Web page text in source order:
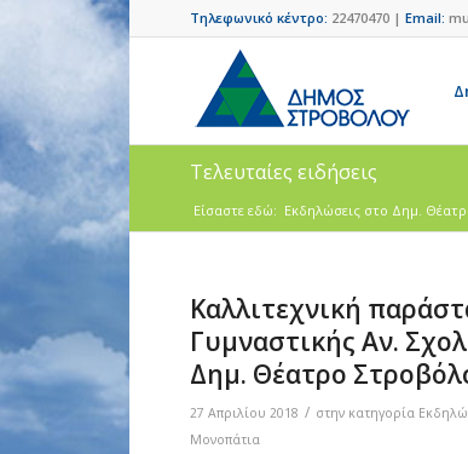
Τηλεφωνικό κέντρο: 22470470 | Email:
Τελευταίες ειδήσεις
Είσαστε εδώ: Eκδηλώσεις στο Δημ.
Καλλιτεχνική
Γυμναστικής Αν.
Δημ. Θέατρο
27 Απριλίου 2018 / στην κατηγορία
Μονοπάτια